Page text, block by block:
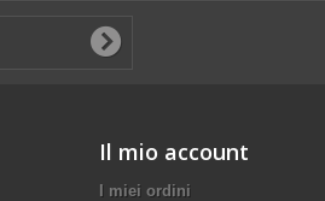
Il mio account
I miei ordini